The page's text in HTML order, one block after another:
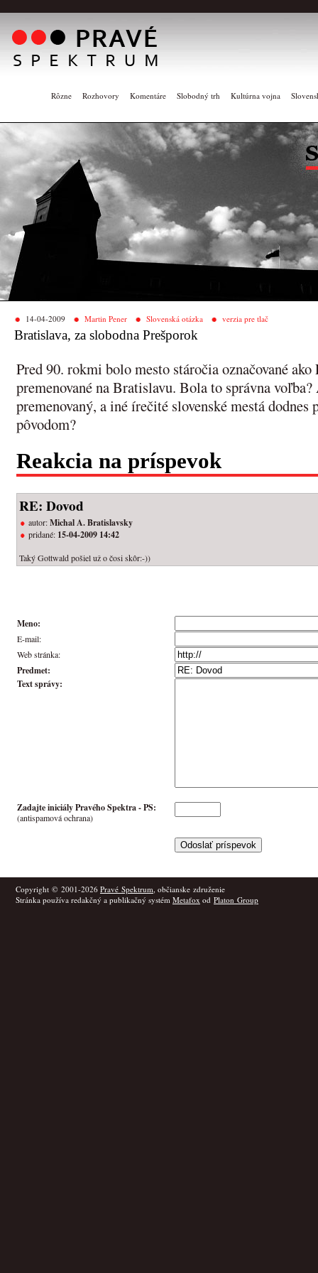
Rôzne Rozhovory Komentáre Slobodný trh Kultúrna vojna
14-04-2009 Martin Pener Slovenská otázka verzia pre tlač
Bratislava, za slobodna Prešporok
Pred 90. rokmi bolo mesto stáročia označované ako
premenované na Bratislavu. Bola to správna
premenovaný, a iné írečité slovenské mestá
pôvodom?
Reakcia na príspevok
RE: Dovod
autor:Michal A. Bratislavsky
pridané: 15-04-2009 14:42
Taký Gottwald pošiel už o čosi skôr:-))
Meno:
E-mail:
Web stránka:
Predmet:
Text správy:
Zadajte iniciály Pravého Spektra -PS:
(antispamová ochrana)
Copyright © 2001-2026 Pravé Spektrum, občianske združenie
Stránka používa redakčný a publikačný systém Metafox od Platon Group